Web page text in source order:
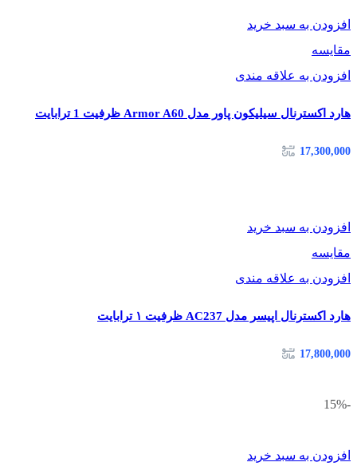
افزودن به سبد خرید
مقایسه
افزودن به علاقه مندی
هارد اکسترنال سیلیکون پاور مدل Armor A60 ظرفیت 1 ترابایت
17,300,000
افزودن به سبد خرید
مقایسه
افزودن به علاقه مندی
هارد اکسترنال اپیسر مدل AC237 ظرفیت ۱ ترابایت
17,800,000
-15%
افزودن به سبد خرید